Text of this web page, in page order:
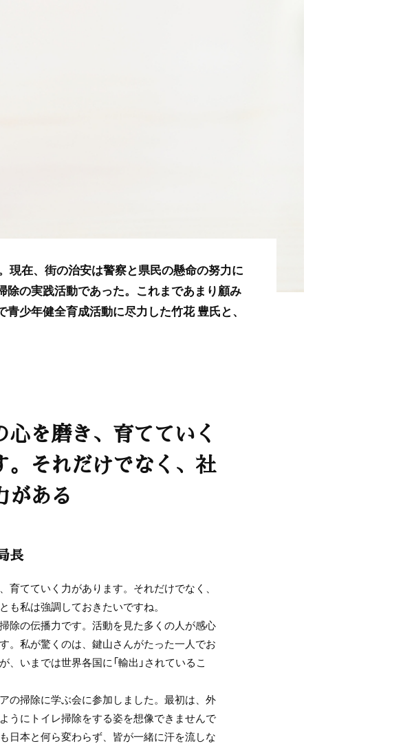
現在、街の治安は警察と県民の懸命の努力に
の実践活動であった。これまであまり顧み
少年健全育成活動に尽力した竹花 豊氏と、
を磨き、育てていく
。それだけでなく、社
がある
長
育てていく力があります。それだけでなく、
も私は強調しておきたいですね。
除の伝播力です。活動を見た多くの人が感心
。私が驚くのは、鍵山さんがたった一人でお
いまでは世界各国に「輸出」されているこ
の掃除に学ぶ会に参加しました。最初は、外
うにトイレ掃除をする姿を想像できませんで
日本と何ら変わらず、皆が一緒に汗を流しな